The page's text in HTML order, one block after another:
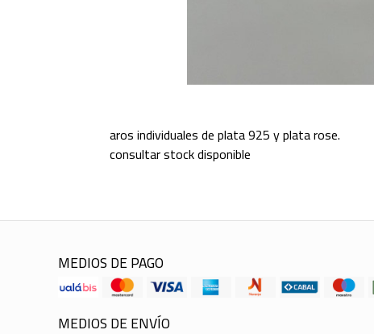
aros individuales de plata 925 y plata rose.
consultar stock disponible
MEDIOS DE PAGO
MEDIOS DE ENVÍO